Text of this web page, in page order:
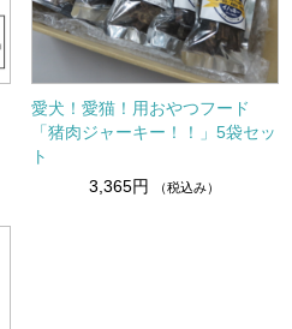
愛犬！愛猫！用おやつフード
「猪肉ジャーキー！！」5袋セッ
ト
3,365円
（税込み）